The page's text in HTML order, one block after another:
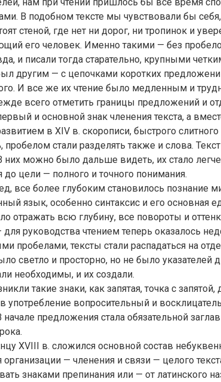
В подобном тексте мы чувствовали бы
стеной, где нет ни дорог, ни тропинок и
его человек. Именно такими — без
и писали тогда старательно, крупными
другим — с цепочками коротких
И все же их чтение было медленным и
всего отметить границы предложений и
и основной знак членения текста, а
в XIV в. скорописи, быстрого
стали разделять также и слова.
можно было дальше видеть, их стало легче
до цели — полного и точного понимания.
все более глубоким становилось познание
язык, особенно синтаксис и его основная
отражать всю глубину, все повороты и
руководства чтением теперь оказалось
пробелами, тексты стали распадаться на
светло и просторно, но не было
необходимы, и их создали.
такие знаки, как запятая, точка с запятой,
употребление вопросительный и
предложения стала обязательной
XVIII в. сложился основной состав
— членения и связи — целого
знаками препинания или — от латинского